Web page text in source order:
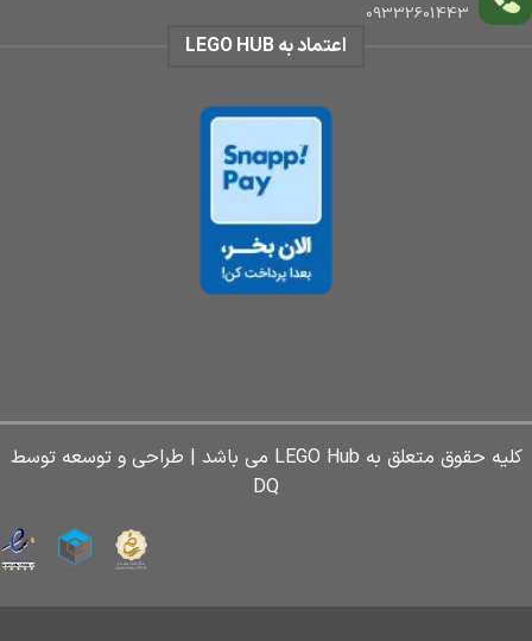
09332601443
اعتماد به LEGO HUB
کلیه حقوق متعلق به LEGO Hub می باشد | طراحی و توسعه توسط
DQ